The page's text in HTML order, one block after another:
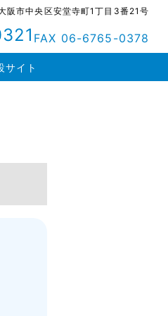
サイト
市中央区安堂寺町1丁目3番21号
FAX 06-6765-0378